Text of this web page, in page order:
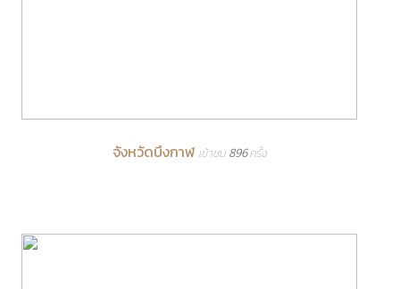
จังหวัดบึงกาฬ เข้าชม 896 ครั้ง